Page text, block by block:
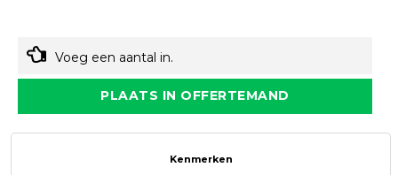
Voeg een aantal in.
PLAATS IN OFFERTEMAND
Kenmerken